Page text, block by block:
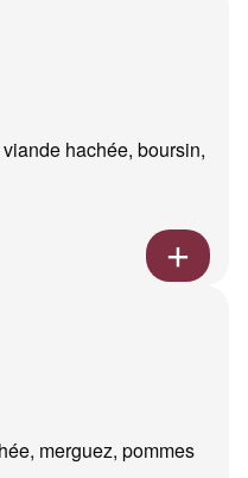
hachée, boursin,
merguez, pommes